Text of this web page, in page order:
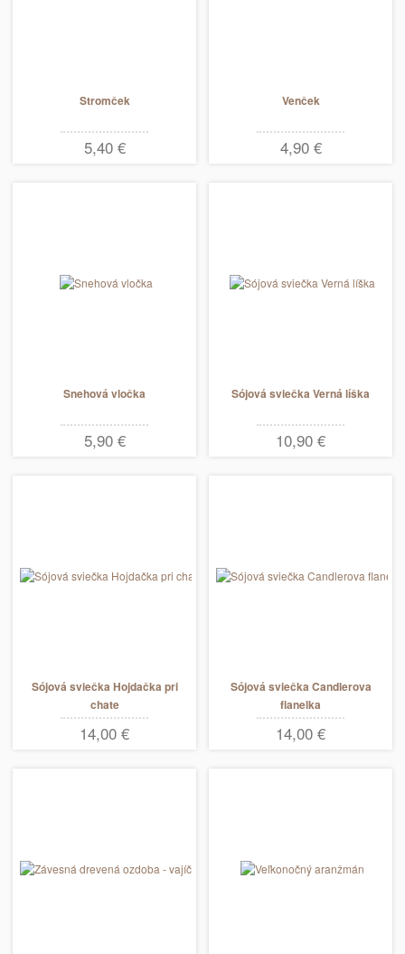
Stromček
5,40 €
Venček
4,90 €
Snehová vločka
5,90 €
Sójová sviečka Verná líška
10,90 €
Sójová sviečka Hojdačka pri
chate
14,00 €
Sójová sviečka Candlerova
flanelka
14,00 €